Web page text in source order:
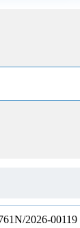
2026-00119